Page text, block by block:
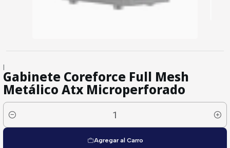
|
Gabinete Coreforce Full Mesh
Metálico Atx Microperforado
Cantidad
Agregar al Carro